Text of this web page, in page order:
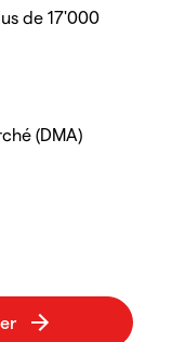
de 17'000
(DMA)